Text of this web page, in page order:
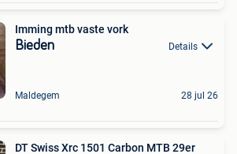
Imming mtb vaste vork
Bieden Details
Maldegem 28 jul 26
DT Swiss Xrc 1501 Carbon MTB 29er